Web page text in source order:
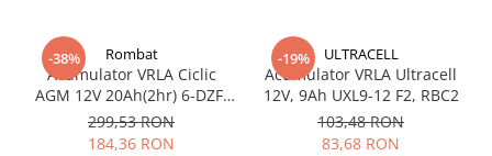
-38% Rombat
Acumulator VRLA Ciclic
AGM 12V 20Ah(2hr) 6-DZF-
20 / 6-DZM-20 pentru
biciclete electrice
299,53 RON
184,36 RON
-19% ULTRACELL
Acumulator VRLA Ultracell
12V, 9Ah UXL9-12 F2, RBC2
103,48 RON
83,68 RON